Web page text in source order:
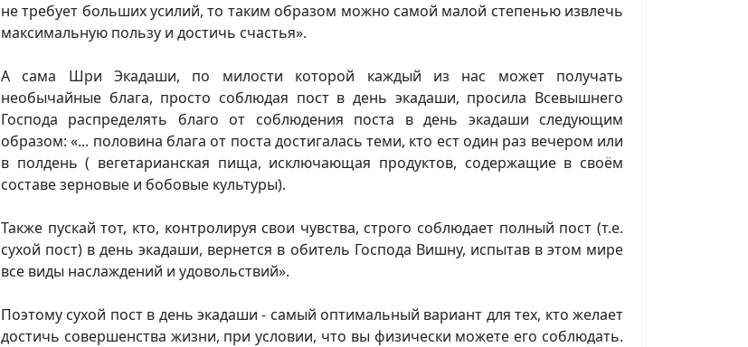
не требует больших усилий, то таким образом можно самой малой степенью извлечь
максимальную пользу и достичь счастья».
А сама Шри Экадаши, по милости которой каждый из нас может получать
необычайные блага, просто соблюдая пост в день экадаши, просила Всевышнего
Господа распределять благо от соблюдения поста в день экадаши следующим
образом: «... половина блага от поста достигалась теми, кто ест один раз вечером или
в полдень ( вегетарианская пища, исключающая продуктов, содержащие в своём
составе зерновые и бобовые культуры).
Также пускай тот, кто, контролируя свои чувства, строго соблюдает полный пост (т.е.
сухой пост) в день экадаши, вернется в обитель Господа Вишну, испытав в этом мире
все виды наслаждений и удовольствий».
Поэтому сухой пост в день экадаши - самый оптимальный вариант для тех, кто желает
достичь совершенства жизни, при условии, что вы физически можете его соблюдать.